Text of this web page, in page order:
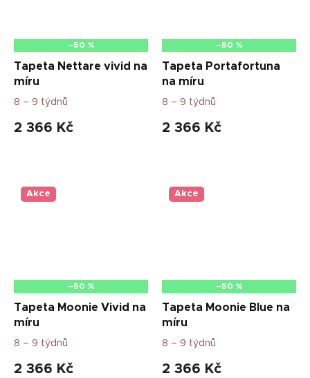
–50 %
Tapeta Nettare vivid na
míru
8 – 9 týdnů
2 366 Kč
–50 %
Tapeta Portafortuna
na míru
8 – 9 týdnů
2 366 Kč
Akce
–50 %
Tapeta Moonie Vivid na
míru
8 – 9 týdnů
2 366 Kč
Akce
–50 %
Tapeta Moonie Blue na
míru
8 – 9 týdnů
2 366 Kč